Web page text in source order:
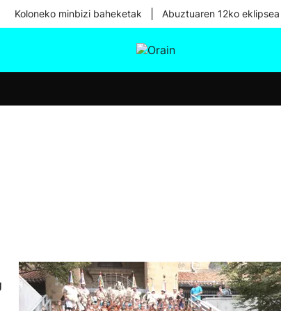
Koloneko minbizi baheketak Abuztuaren 12ko eklipsea